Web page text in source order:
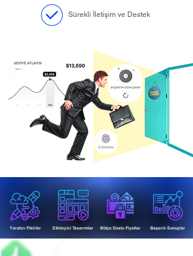
Sürekli İletişim ve Destek
Yaratıcı Fikirler Etkileyici Tasarımlar Bütçe Dostu Fiyatlar Başarılı Sonuçlar